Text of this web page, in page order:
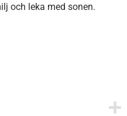
och leka med sonen.